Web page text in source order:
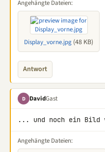
Angehängte Dateien:
Display_vorne.jpg (48 KB)
Antwort
D DavidGast
... und noch ein Bild
Angehängte Dateien: